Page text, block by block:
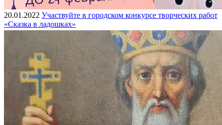
20.01.2022 Участвуйте в городском конкурсе творческих работ
«Сказка в ладошках»